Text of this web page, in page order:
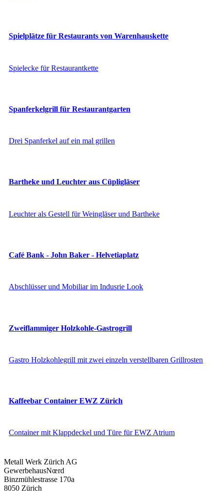
Spielplätze für Restaurants von Warenhauskette
Spielecke für Restaurantkette
Spanferkelgrill für Restaurantgarten
Drei Spanferkel auf ein mal grillen
Bartheke und Leuchter aus Cüpligläser
Leuchter als Gestell für Weingläser und Bartheke
Café Bank - John Baker - Helvetiaplatz
Abschlüsser und Mobiliar im Indusrie Look
Zweiflammiger Holzkohle-Gastrogrill
Gastro Holzkohlegrill mit zwei einzeln verstellbaren Grillrosten
Kaffeebar Container EWZ Zürich
Container mit Klappdeckel und Türe für EWZ Atrium
Metall Werk Zürich AG
GewerbehausNœrd
Binzmühlestrasse 170a
8050 Zürich